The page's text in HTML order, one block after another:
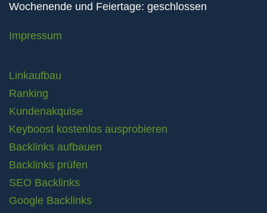
Wochenende und Feiertage: geschlossen
Impressum
Linkaufbau
Ranking
Kundenakquise
Keyboost kostenlos ausprobieren
Backlinks aufbauen
Backlinks prüfen
SEO Backlinks
Google Backlinks